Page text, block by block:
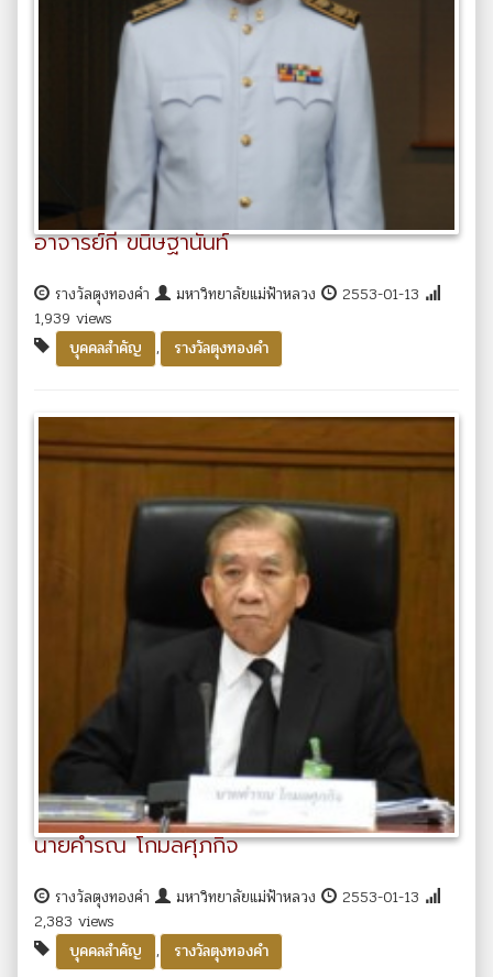
อาจารย์กี ขนิษฐานันท์
รางวัลตุงทองคำ มหาวิทยาลัยแม่ฟ้าหลวง
2553-01-13
1,939 views
บุคคลสำคัญ
, รางวัลตุงทองคำ
นายคำรณ โกมลศุภกิจ
รางวัลตุงทองคำ มหาวิทยาลัยแม่ฟ้าหลวง
2553-01-13
2,383 views
บุคคลสำคัญ
, รางวัลตุงทองคำ